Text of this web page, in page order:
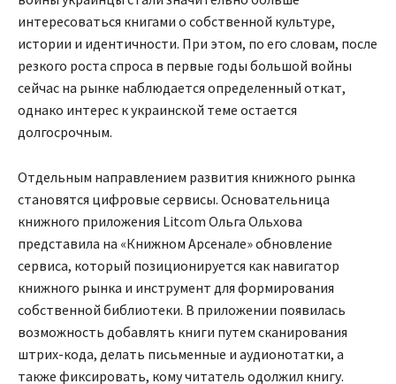
интересоваться книгами о собственной культуре,
истории и идентичности. При этом, по его словам, после
резкого роста спроса в первые годы большой войны
сейчас на рынке наблюдается определенный откат,
однако интерес к украинской теме остается
долгосрочным.
Отдельным направлением развития книжного рынка
становятся цифровые сервисы. Основательница
книжного приложения Litcom Ольга Ольхова
представила на «Книжном Арсенале» обновление
сервиса, который позиционируется как навигатор
книжного рынка и инструмент для формирования
собственной библиотеки. В приложении появилась
возможность добавлять книги путем сканирования
штрих-кода, делать письменные и аудионотатки, а
также фиксировать, кому читатель одолжил книгу.